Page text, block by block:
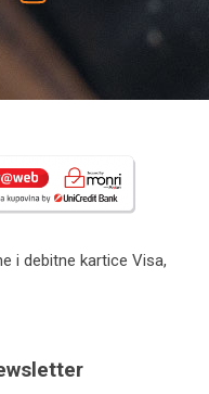
i debitne kartice Visa,